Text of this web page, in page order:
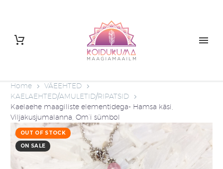
Home
VÄEEHTED
KAELAEHTED/AMULETID/RIPATSID
Kaelaehe maagiliste elementidega- Hamsa käsi,
Viljakusjumalanna, Om’i sümbol
OUT OF STOCK
ON SALE